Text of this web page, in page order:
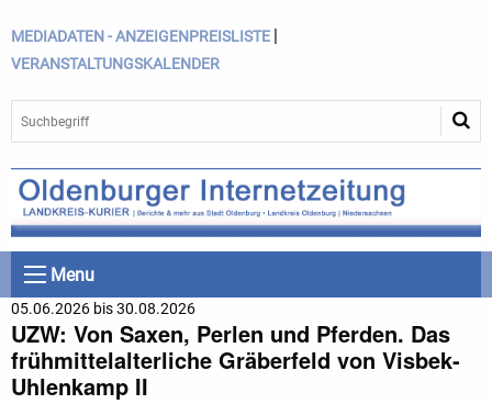
MEDIADATEN - ANZEIGENPREISLISTE |
VERANSTALTUNGSKALENDER
Menu
05.06.2026 bis 30.08.2026
UZW: Von Saxen, Perlen und Pferden. Das
frühmittelalterliche Gräberfeld von Visbek-
Uhlenkamp II